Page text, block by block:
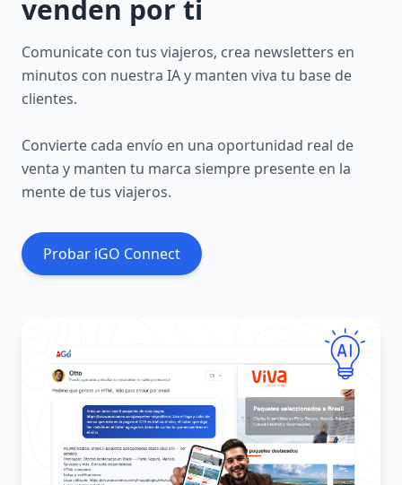
venden por ti
Comunicate con tus viajeros, crea newsletters en
minutos con nuestra IA y manten viva tu base de
clientes.
Convierte cada envío en una oportunidad real de
venta y manten tu marca siempre presente en la
mente de tus viajeros.
Probar iGO Connect